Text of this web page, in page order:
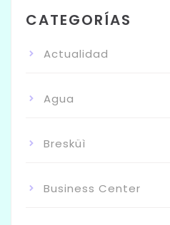
CATEGORÍAS
Actualidad
Agua
Bresküì
Business Center